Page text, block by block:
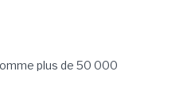
plus de 50 000